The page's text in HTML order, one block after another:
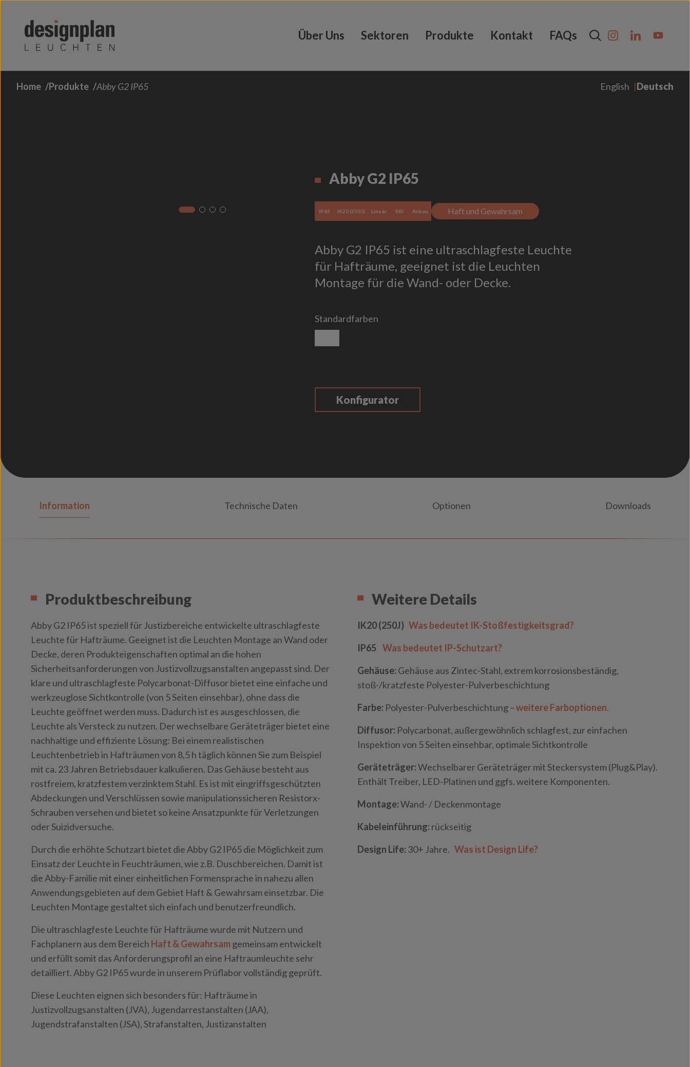
Über Uns Sektoren Produkte Kontakt FAQs
Home Produkte Abby G2 IP65 English Deutsch
Abby G2 IP65
IP65 IK20 (250J) Linear SKI Anbau Haft und Gewahrsam
Abby G2 IP65 ist eine ultraschlagfeste Leuchte
für Hafträume, geeignet ist die Leuchten
Montage für die Wand- oder Decke.
Standardfarben
Konfigurator
Information Technische Daten Optionen Downloads
Produktbeschreibung
Abby G2 IP65 ist speziell für Justizbereiche entwickelte ultraschlagfeste
Leuchte für Hafträume. Geeignet ist die Leuchten Montage an Wand oder
Decke, deren Produkteigenschaften optimal an die hohen
Sicherheitsanforderungen von Justizvollzugsanstalten angepasst sind. Der
klare und ultraschlagfeste Polycarbonat-Diffusor bietet eine einfache und
werkzeuglose Sichtkontrolle (von 5 Seiten einsehbar), ohne dass die
Leuchte geöffnet werden muss. Dadurch ist es ausgeschlossen, die
Leuchte als Versteck zu nutzen. Der wechselbare Geräteträger bietet eine
nachhaltige und effiziente Lösung: Bei einem realistischen
Leuchtenbetrieb in Hafträumen von 8,5 h täglich können Sie zum Beispiel
mit ca. 23 Jahren Betriebsdauer kalkulieren. Das Gehäuse besteht aus
rostfreiem, kratzfestem verzinktem Stahl. Es ist mit eingriffsgeschützten
Abdeckungen und Verschlüssen sowie manipulationssicheren Resistorx-
Schrauben versehen und bietet so keine Ansatzpunkte für Verletzungen
oder Suizidversuche.
Durch die erhöhte Schutzart bietet die Abby G2 IP65 die Möglichkeit zum
Einsatz der Leuchte in Feuchträumen, wie z.B. Duschbereichen. Damit ist
die Abby-Familie mit einer einheitlichen Formensprache in nahezu allen
Anwendungsgebieten auf dem Gebiet Haft & Gewahrsam einsetzbar. Die
Leuchten Montage gestaltet sich einfach und benutzerfreundlich.
Die ultraschlagfeste Leuchte für Hafträume wurde mit Nutzern und
Fachplanern aus dem Bereich Haft & Gewahrsam gemeinsam entwickelt
und erfüllt somit das Anforderungsprofil an eine Haftraumleuchte sehr
detailliert. Abby G2 IP65 wurde in unserem Prüflabor vollständig geprüft.
Diese Leuchten eignen sich besonders für: Hafträume in
Justizvollzugsanstalten (JVA), Jugendarrestanstalten (JAA),
Jugendstrafanstalten (JSA), Strafanstalten, Justizanstalten
Weitere Details
IK20 (250J) Was bedeutet IK-Stoßfestigkeitsgrad?
IP65 Was bedeutet IP-Schutzart?
Gehäuse: Gehäuse aus Zintec-Stahl, extrem korrosionsbeständig,
stoß-/kratzfeste Polyester-Pulverbeschichtung
Farbe: Polyester-Pulverbeschichtung –weitere Farboptionen.
Diffusor: Polycarbonat, außergewöhnlich schlagfest, zur einfachen
Inspektion von 5 Seiten einsehbar, optimale Sichtkontrolle
Geräteträger:Wechselbarer Geräteträger mit Steckersystem (Plug&Play).
Enthält Treiber, LED-Platinen und ggfs. weitere Komponenten.
Montage:Wand- / Deckenmontage
Kabeleinführung: rückseitig
Design Life: 30+ Jahre. Was ist Design Life?